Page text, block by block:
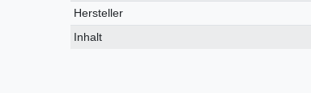
Hersteller
Inhalt